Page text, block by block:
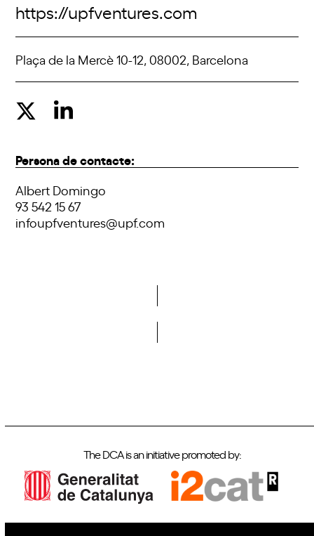
https://upfventures.com
Plaça de la Mercè 10-12, 08002, Barcelona
Persona de contacte:
Albert Domingo
93 542 15 67
infoupfventures@upf.com
The DCA is an initiative promoted by: